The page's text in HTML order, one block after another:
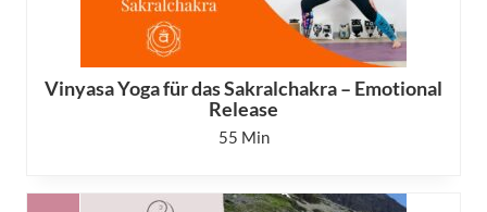
Vinyasa Yoga für das Sakralchakra – Emotional
Release
55